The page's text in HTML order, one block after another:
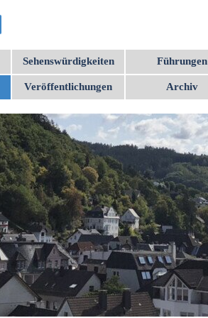
Menü überspringen
Sehenswürdigkeiten ▼
Führungen
▼
Veröffentlichungen Archiv